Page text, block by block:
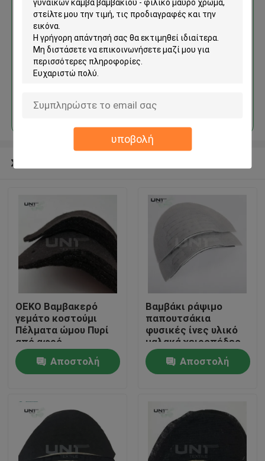
υποβολή
Προϊόντα
Σχετικά με εμάς
Ράβοντας μαξιλάρια Eco ώμων
- φιλικό μαύρο χρώμα
Να συνεχίσει
Συνιστώμενα προϊόντα
OEKO Βαμβακερό
γεμάτο κοστούμι
Πέλματα ώμου Πυρί
από αφρό
πολυεστέρα
Αποστολή
Βαμβάκι ράψιμο
παπουτσάκια
φυσικές ίνες υλικό
μαλακά χειροπέδες
για άνδρες σακάκια
κοστούμιΑποστολή